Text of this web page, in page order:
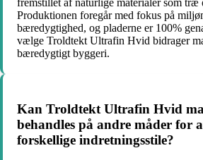
fremstillet af naturlige materialer som træ
Produktionen foregår med fokus på
bæredygtighed, og pladerne er 100%
vælge Troldtekt Ultrafin Hvid bidrager
bæredygtigt byggeri.
Kan Troldtekt Ultrafin Hvid
behandles på andre måder for
forskellige indretningsstile?